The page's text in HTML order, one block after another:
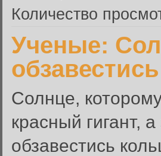
Количество
Ученые:
Солнце,
красный гигант,
обзавестись